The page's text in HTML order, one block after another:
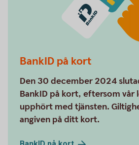
BankID på kort
Den 30 december 2024
BankID på kort, eftersom vår
upphört med tjänsten.
angiven på ditt kort.